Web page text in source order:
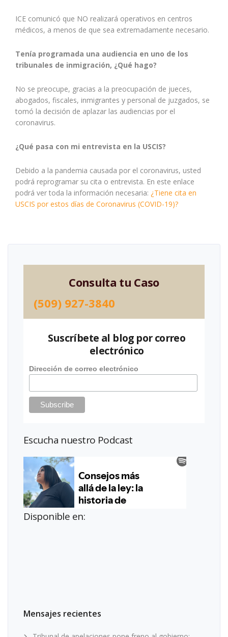
ICE comunicó que NO realizará operativos en centros
médicos, a menos de que sea extremadamente necesario.
Tenía programada una audiencia en uno de los
tribunales de inmigración, ¿Qué hago?
No se preocupe, gracias a la preocupación de jueces,
abogados, fiscales, inmigrantes y personal de juzgados, se
tomó la decisión de aplazar las audiencias por el
coronavirus.
¿Qué pasa con mi entrevista en la USCIS?
Debido a la pandemia causada por el coronavirus, usted
podrá reprogramar su cita o entrevista. En este enlace
podrá ver toda la información necesaria: ¿Tiene cita en
USCIS por estos días de Coronavirus (COVID-19)?
Consulta tu Caso
(509) 927-3840
Suscríbete al blog por correo
electrónico
Dirección de correo electrónico
Escucha nuestro Podcast
Disponible en:
Mensajes recientes